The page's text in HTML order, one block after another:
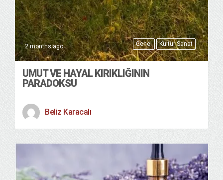
Genel Kültür Sanat
2 months ago
UMUT VE HAYAL KIRIKLIĞININ
PARADOKSU
Beliz Karacalı